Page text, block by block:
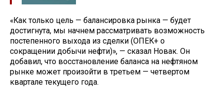
«Как только цель — балансировка рынка — будет
достигнута, мы начнем рассматривать возможность
постепенного выхода из сделки (ОПЕК+ о
сокращении добычи нефти)», — сказал Новак. Он
добавил, что восстановление баланса на нефтяном
рынке может произойти в третьем — четвертом
квартале текущего года.